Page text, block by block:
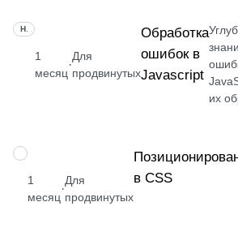
НАВЫК
1
месяц
·
Для
продвинутых
Обработка
ошибок в
Javascript
их
НАВЫК
1
месяц
·
Для
продвинутых
в CSS